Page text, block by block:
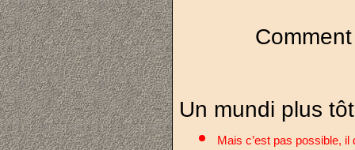
Un mundi plus
Mais c’est pas possible,